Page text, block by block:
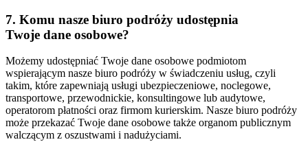
7. Komu nasze biuro podróży udostępnia
Twoje dane osobowe?
Możemy udostępniać Twoje dane osobowe podmiotom
wspierającym nasze biuro podróży w świadczeniu usług, czyli
takim, które zapewniają usługi ubezpieczeniowe, noclegowe,
transportowe, przewodnickie, konsultingowe lub audytowe,
operatorom płatności oraz firmom kurierskim. Nasze biuro podróży
może przekazać Twoje dane osobowe także organom publicznym
walczącym z oszustwami i nadużyciami.